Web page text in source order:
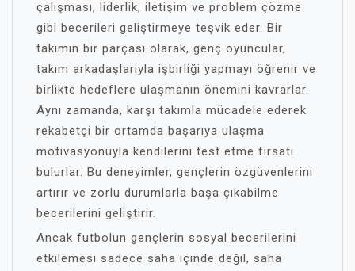
çalışması, liderlik, iletişim ve problem çözme
gibi becerileri geliştirmeye teşvik eder. Bir
takımın bir parçası olarak, genç oyuncular,
takım arkadaşlarıyla işbirliği yapmayı öğrenir ve
birlikte hedeflere ulaşmanın önemini kavrarlar.
Aynı zamanda, karşı takımla mücadele ederek
rekabetçi bir ortamda başarıya ulaşma
motivasyonuyla kendilerini test etme fırsatı
bulurlar. Bu deneyimler, gençlerin özgüvenlerini
artırır ve zorlu durumlarla başa çıkabilme
becerilerini geliştirir.
Ancak futbolun gençlerin sosyal becerilerini
etkilemesi sadece saha içinde değil, saha